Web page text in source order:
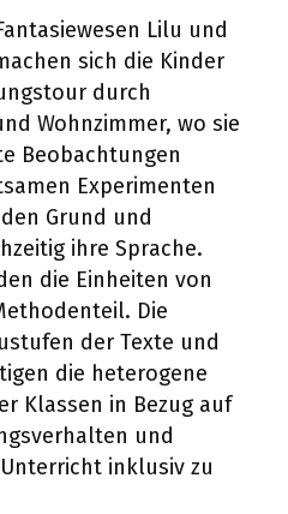
Lilu und
sich die Kinder
durch
Wohnzimmer, wo sie
Beobachtungen
Experimenten
Grund und
ihre Sprache.
die Einheiten von
Die
der Texte und
die heterogene
Klassen in Bezug auf
und
inklusiv zu